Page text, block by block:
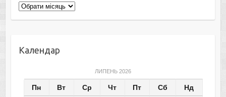
Архіви
Календар
ЛИПЕНЬ 2026
Пн Вт Ср Чт Пт Сб Нд